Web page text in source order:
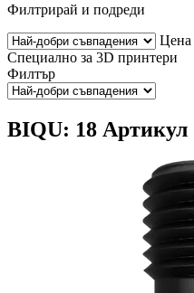
Филтрирай и подреди
Цена
Специално за 3D принтери
Филтър
BIQU: 18 Артикул